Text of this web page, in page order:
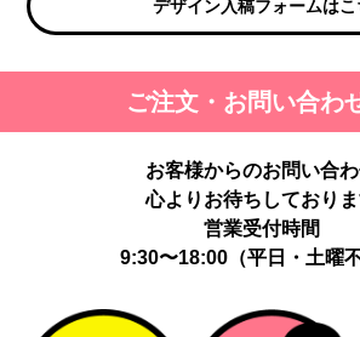
デザイン入稿フォームはこ
ご注文・お問い合わ
お客様からのお問い合
心よりお待ちしておりま
営業受付時間
9:30〜18:00（平日・土曜不